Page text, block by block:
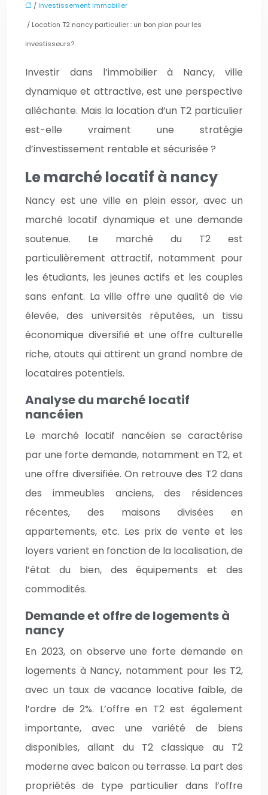
/ Investissement immobilier
/ Location T2 nancy particulier : un bon plan pour les
investisseurs?
Investir dans l’immobilier à Nancy, ville
dynamique et attractive, est une perspective
alléchante. Mais la location d’un T2 particulier
est-elle vraiment une stratégie
d’investissement rentable et sécurisée ?
Le marché locatif à nancy
Nancy est une ville en plein essor, avec un
marché locatif dynamique et une demande
soutenue. Le marché du T2 est
particulièrement attractif, notamment pour
les étudiants, les jeunes actifs et les couples
sans enfant. La ville offre une qualité de vie
élevée, des universités réputées, un tissu
économique diversifié et une offre culturelle
riche, atouts qui attirent un grand nombre de
locataires potentiels.
Analyse du marché locatif
nancéien
Le marché locatif nancéien se caractérise
par une forte demande, notamment en T2, et
une offre diversifiée. On retrouve des T2 dans
des immeubles anciens, des résidences
récentes, des maisons divisées en
appartements, etc. Les prix de vente et les
loyers varient en fonction de la localisation, de
l’état du bien, des équipements et des
commodités.
Demande et offre de logements à
nancy
En 2023, on observe une forte demande en
logements à Nancy, notamment pour les T2,
avec un taux de vacance locative faible, de
l’ordre de 2%. L’offre en T2 est également
importante, avec une variété de biens
disponibles, allant du T2 classique au T2
moderne avec balcon ou terrasse. La part des
propriétés de type particulier dans l’offre